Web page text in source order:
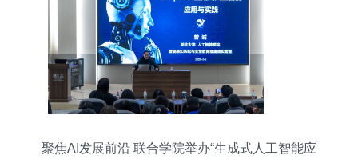
聚焦AI发展前沿 联合学院举办“生成式人工智能应